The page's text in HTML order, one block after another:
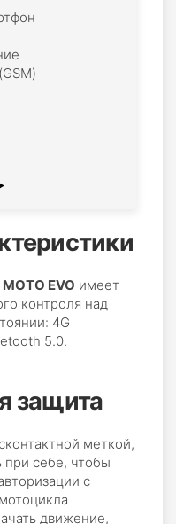
EVO имеет
контроля над
4G
5.0.
защита
меткой,
себе, чтобы
с
движение,